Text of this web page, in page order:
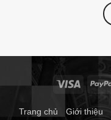
Trang chủ Giới thiệu